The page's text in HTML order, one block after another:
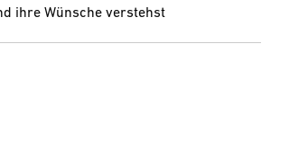
ihre Wünsche verstehst